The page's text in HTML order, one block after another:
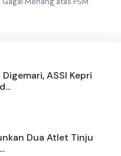
ASSI Kepri
Dua Atlet Tinju